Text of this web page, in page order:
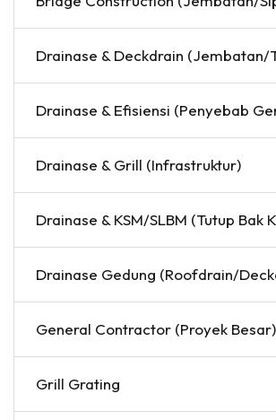
Drainase & Deckdrain (Jembatan/
Drainase & Efisiensi (Penyebab
Drainase & Grill (Infrastruktur)
Drainase & KSM/SLBM (Tutup Bak
Drainase Gedung (Roofdrain/
General Contractor (Proyek Besar)
Grill Grating